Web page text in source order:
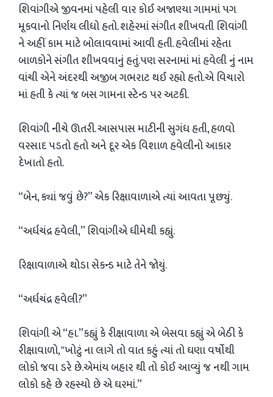
શિવાંગીએ જીવનમાં પહેલી વાર કોઈ અજાણ્યા ગામમાં પગ
મૂકવાનો નિર્ણય લીધો હતો. શહેરમાં સંગીત શીખવતી શિવાંગી
ને અહીં કામ માટે બોલાવવામાં આવી હતી. હવેલીમાં રહેતા
બાળકોને સંગીત શીખવવાનું હતું.પણ સરનામાં માં હવેલી નું નામ
વાંચી એને અંદરથી અજીબ ગભરાટ થઈ રહ્યો હતો.એ વિચારો
માં હતી કે ત્યાં જ બસ ગામના સ્ટેન્ડ પર અટકી.
શિવાંગી નીચે ઊતરી. આસપાસ માટીની સુગંધ હતી, હળવો
વરસાદ પડતો હતો અને દૂર એક વિશાળ હવેલીનો આકાર
દેખાતો હતો.
“બેન, ક્યાં જવું છે?” એક રિક્ષાવાળાએ ત્યાં આવતા પૂછ્યું.
“અર્ધચંદ્ર હવેલી,” શિવાંગીએ ધીમેથી કહ્યું.
રિક્ષાવાળાએ થોડા સેકન્ડ માટે તેને જોયું.
“અર્ધચંદ્ર હવેલી?”
શિવાંગી એ “હા.”કહ્યું કે રીક્ષાવાળા એ બેસવા કહ્યું એ બેઠી કે
રીક્ષાવાળો, "ખોટું ના લાગે તો વાત કહું ત્યાં તો ઘણા વર્ષોથી
લોકો જવા ડરે છે.એમાંય બહાર થી તો કોઈ આવ્યું જ નથી ગામ
લોકો કહે છે રહસ્યો છે એ ઘરમાં.”